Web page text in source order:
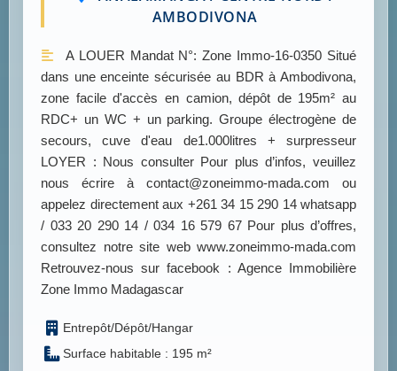
AMBODIVONA
A LOUER Mandat N°: Zone Immo-16-0350 Situé
dans une enceinte sécurisée au BDR à Ambodivona,
zone facile d'accès en camion, dépôt de 195m² au
RDC+ un WC + un parking. Groupe électrogène de
secours, cuve d'eau de1.000litres + surpresseur
LOYER : Nous consulter Pour plus d’infos, veuillez
nous écrire à contact@zoneimmo-mada.com ou
appelez directement aux +261 34 15 290 14 whatsapp
/ 033 20 290 14 / 034 16 579 67 Pour plus d’offres,
consultez notre site web www.zoneimmo-mada.com
Retrouvez-nous sur facebook : Agence Immobilière
Zone Immo Madagascar
Entrepôt/Dépôt/Hangar
Surface habitable : 195 m²